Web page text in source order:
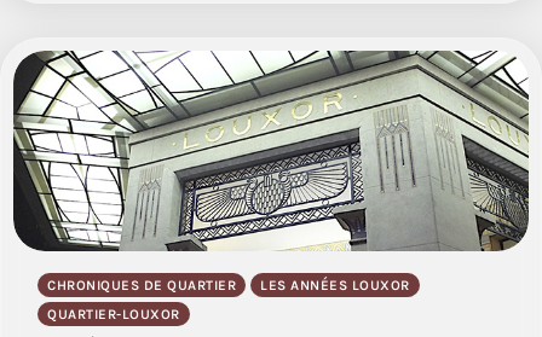
CHRONIQUES DE QUARTIER
LES ANNÉES LOUXOR
QUARTIER-LOUXOR